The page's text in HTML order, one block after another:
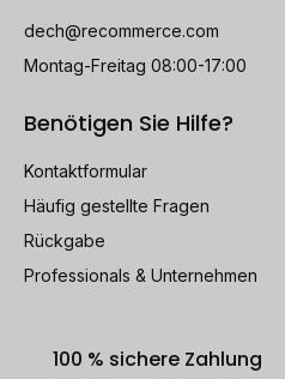
dech@recommerce.com
Montag-Freitag 08:00-17:00
Benötigen Sie Hilfe?
Kontaktformular
Häufig gestellte Fragen
Rückgabe
Professionals & Unternehmen
100 % sichere Zahlung